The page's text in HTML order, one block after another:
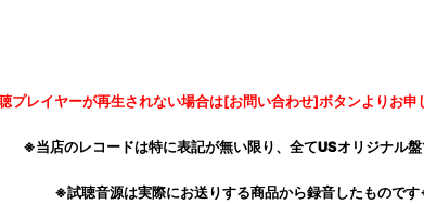
プレイヤーが再生されない場合は[お問い合わせ]ボタンよりお申
※当店のレコードは特に表記が無い限り、全てUSオリジナル
※試聴音源は実際にお送りする商品から録音したもので